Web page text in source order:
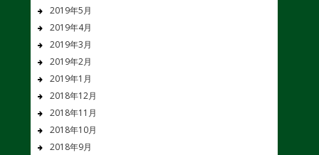
2019年5月
2019年4月
2019年3月
2019年2月
2019年1月
2018年12月
2018年11月
2018年10月
2018年9月